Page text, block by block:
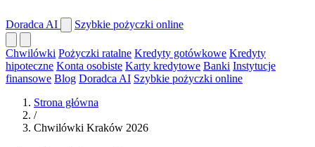
Doradca AI Szybkie pożyczki online
Chwilówki Pożyczki ratalne Kredyty gotówkowe Kredyty
hipoteczne Konta osobiste Karty kredytowe Banki Instytucje
finansowe Blog Doradca AI Szybkie pożyczki online
Strona główna
/
Chwilówki Kraków 2026